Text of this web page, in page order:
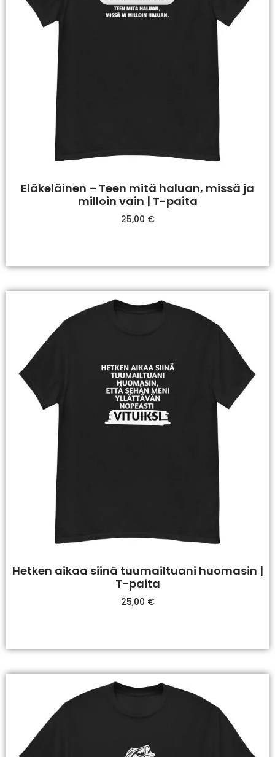
Eläkeläinen – Teen mitä haluan, missä ja
milloin vain | T-paita
25,00 €
Hetken aikaa siinä tuumailtuani huomasin |
T-paita
25,00 €